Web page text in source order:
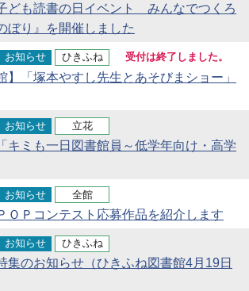
ども読書の日イベント みんなでつくろ
ぼり』を開催しました
お知らせ ひきふね 受付は終了しました。
】「塚本やすし先生とあそびまショー」
お知らせ 立花
キミも一日図書館員～低学年向け・高学
お知らせ 全館
ＯＰコンテスト応募作品を紹介します
お知らせ ひきふね
集のお知らせ（ひきふね図書館4月19日